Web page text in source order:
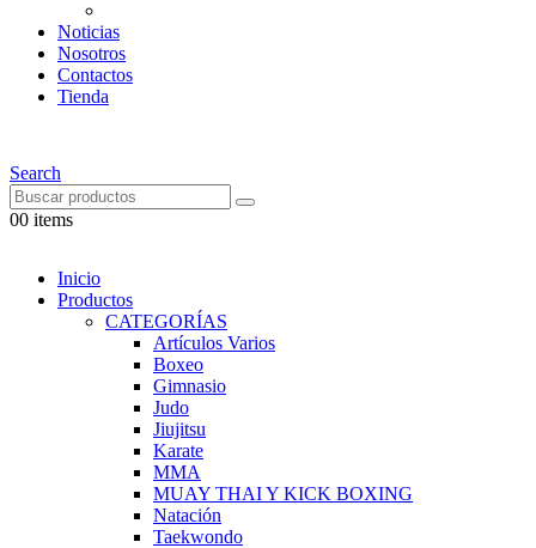
Noticias
Nosotros
Contactos
Tienda
Search
00 items
Inicio
Productos
CATEGORÍAS
Artículos Varios
Boxeo
Gimnasio
Judo
Jiujitsu
Karate
MMA
MUAY THAI Y KICK BOXING
Natación
Taekwondo